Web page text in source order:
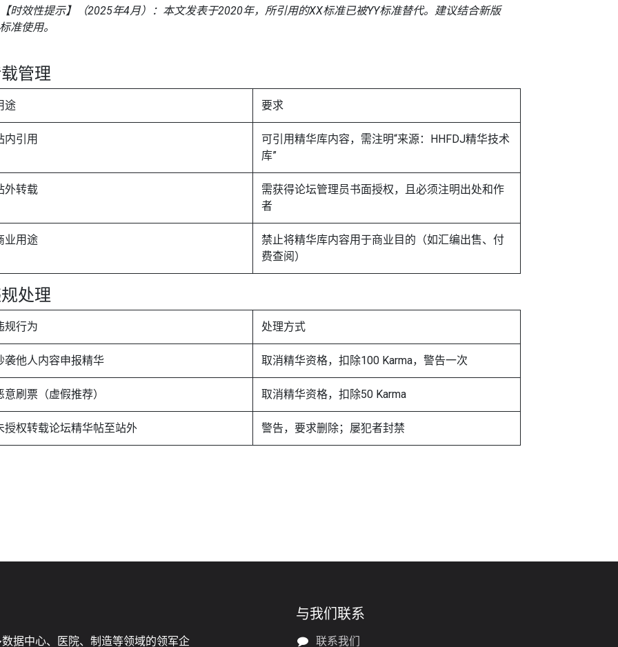
【时效性提示】（2025年4月）：本文发表于2020年，所引用的XX标准已被YY标准替代。建议结合新版
标准使用。
管理
途 要求
内引用
可引用精华库内容，需注明“来源：HHFDJ精华技术
库”
外转载
需获得论坛管理员书面授权，且必须注明出处和作
者
业用途
禁止将精华库内容用于商业目的（如汇编出售、付
费查阅）
处理
规行为 处理方式
袭他人内容申报精华 取消精华资格，扣除100 Karma，警告一次
意刷票（虚假推荐） 取消精华资格，扣除50 Karma
授权转载论坛精华帖至站外 警告，要求删除；屡犯者封禁
据中心、医院、制造等领域的领军企
与我们联系
联系我们